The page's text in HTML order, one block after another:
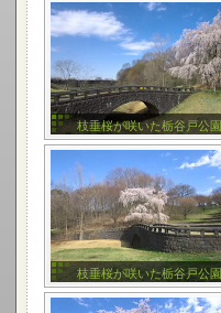
枝垂桜が咲いた栃谷戸公園
枝垂桜が咲いた栃谷戸公園